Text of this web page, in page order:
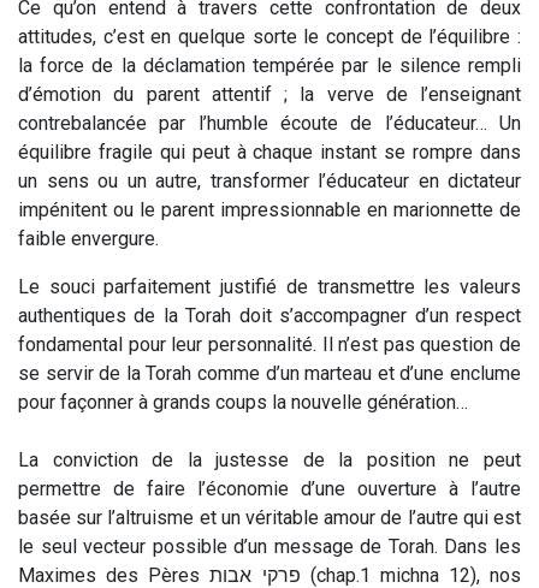
Ce qu’on entend à travers cette confrontation de deux
attitudes, c’est en quelque sorte le concept de l’équilibre :
la force de la déclamation tempérée par le silence rempli
d’émotion du parent attentif ; la verve de l’enseignant
contrebalancée par l’humble écoute de l’éducateur… Un
équilibre fragile qui peut à chaque instant se rompre dans
un sens ou un autre, transformer l’éducateur en dictateur
impénitent ou le parent impressionnable en marionnette de
faible envergure.
Le souci parfaitement justifié de transmettre les valeurs
authentiques de la Torah doit s’accompagner d’un respect
fondamental pour leur personnalité. Il n’est pas question de
se servir de la Torah comme d’un marteau et d’une enclume
pour façonner à grands coups la nouvelle génération…
La conviction de la justesse de la position ne peut
permettre de faire l’économie d’une ouverture à l’autre
basée sur l’altruisme et un véritable amour de l’autre qui est
le seul vecteur possible d’un message de Torah. Dans les
Maximes des Pères פרקי אבות (chap.1 michna 12), nos